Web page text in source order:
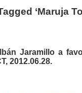
‘Maruja
Jaramillo a
2012.06.28.